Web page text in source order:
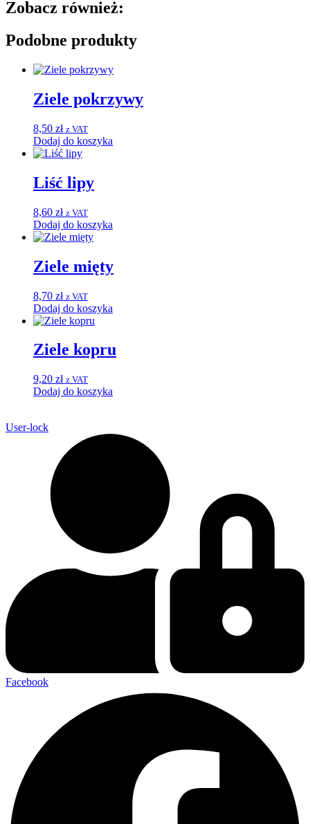
Zobacz również:
Podobne produkty
Ziele pokrzywy
8,50 zł z VAT
Dodaj do koszyka
Liść lipy
8,60 zł z VAT
Dodaj do koszyka
Ziele mięty
8,70 zł z VAT
Dodaj do koszyka
Ziele kopru
9,20 zł z VAT
Dodaj do koszyka
User-lock
Facebook